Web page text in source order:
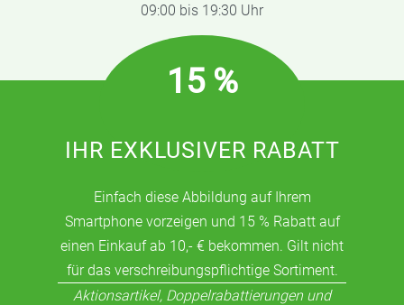
09:00 bis 19:30 Uhr
15 %
IHR EXKLUSIVER RABATT
Einfach diese Abbildung auf Ihrem
Smartphone vorzeigen und 15 % Rabatt auf
einen Einkauf ab 10,- € bekommen. Gilt nicht
für das verschreibungspflichtige Sortiment.
Aktionsartikel, Doppelrabattierungen und